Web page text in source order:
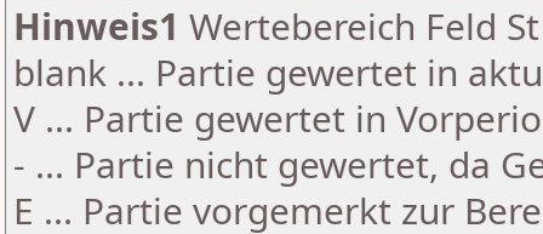
Hinweis1 Wertebereich Feld
blank ... Partie gewertet in
V ... Partie gewertet in
- ... Partie nicht gewertet, da
E ... Partie vorgemerkt zur